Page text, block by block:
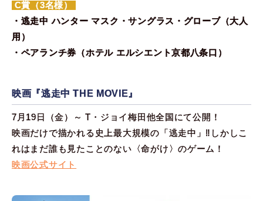
C賞（3名様）
・逃走中 ハンター マスク・サングラス・グローブ（大人
用）
・ペアランチ券（ホテル エルシエント京都八条口）
映画『逃走中 THE MOVIE』
7月19日（金）～ T・ジョイ梅田他全国にて公開！
映画だけで描かれる史上最大規模の「逃走中」‼しかしこ
れはまだ誰も見たことのない〈命がけ〉のゲーム！
映画公式サイト